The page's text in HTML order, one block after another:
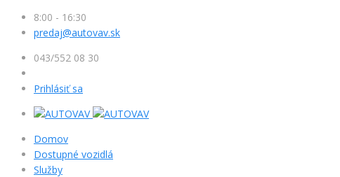
8:00 - 16:30
predaj@autovav.sk
043/552 08 30
Prihlásiť sa
Domov
Dostupné vozidlá
Služby